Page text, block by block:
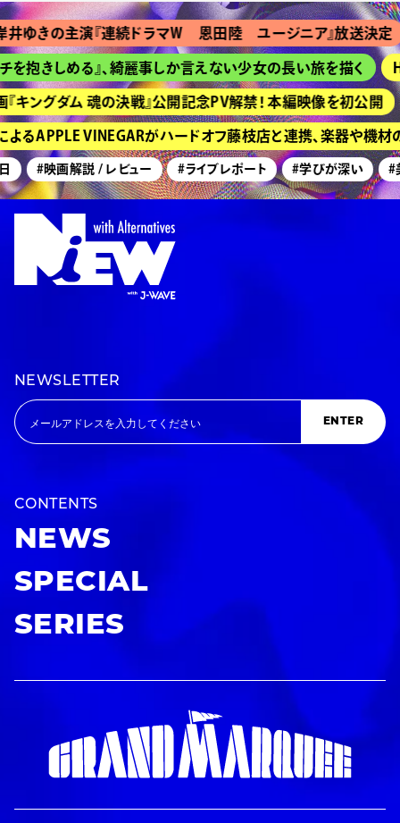
ゆきの主演『連続ドラマＷ 恩田陸 ユージニア』放送決定
抱きしめる』、綺麗事しか言えない少女の長い旅を描く
ングダム 魂の決戦』公開記念PV解禁！ 本編映像を初公開
るAPPLE VINEGARがハードオフ藤枝店と連携、楽器や機材
#映画解説 / レビュー #ライブレポート #学びが深い #美
NEWSLETTER
ENTER
CONTENTS
NEWS
SPECIAL
SERIES